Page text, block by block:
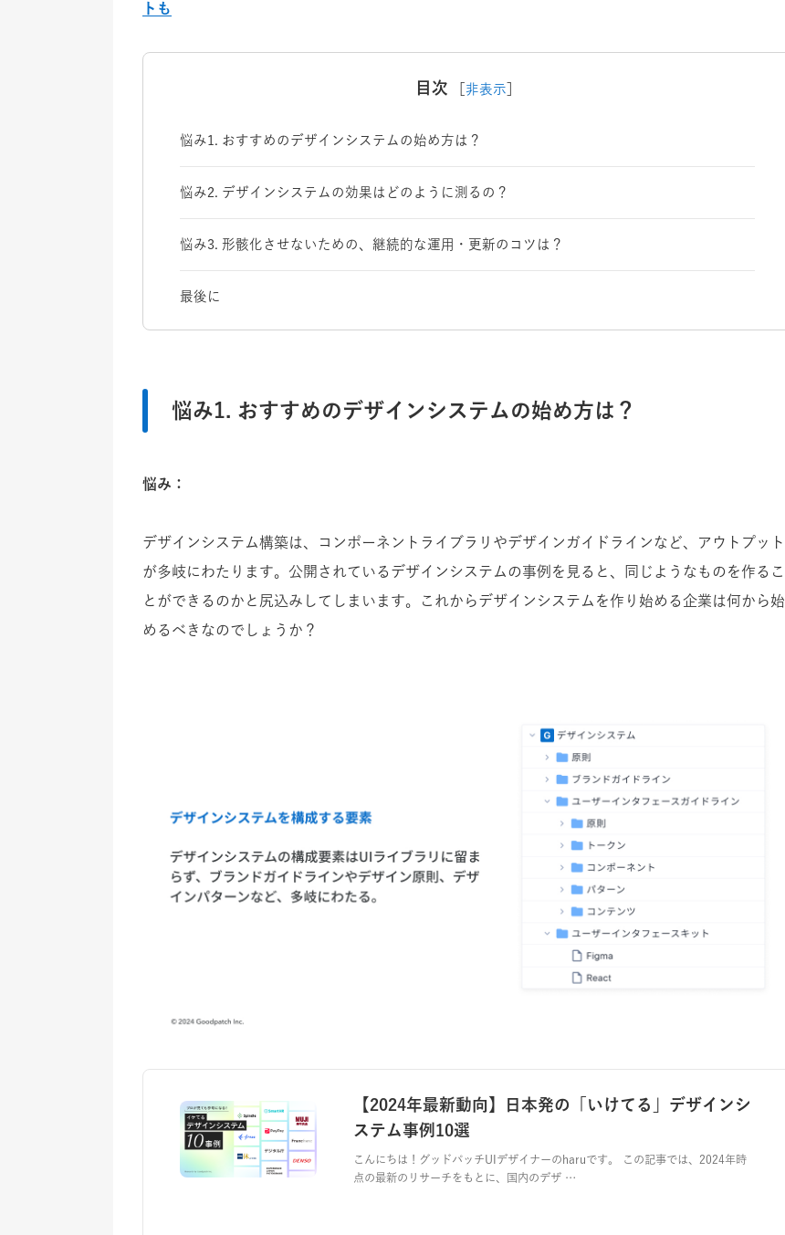
トも
目次 非表示
悩み1. おすすめのデザインシステムの始め方は？
悩み2. デザインシステムの効果はどのように測るの？
悩み3. 形骸化させないための、継続的な運用・更新のコツは？
最後に
悩み1. おすすめのデザインシステムの始め方は？
悩み：
デザインシステム構築は、コンポーネントライブラリやデザインガイドラインなど、アウトプット
が多岐にわたります。公開されているデザインシステムの事例を見ると、同じようなものを作るこ
とができるのかと尻込みしてしまいます。これからデザインシステムを作り始める企業は何から始
めるべきなのでしょうか？
【2024年最新動向】日本発の「いけてる」デザインシ
ステム事例10選
こんにちは！グッドパッチUIデザイナーのharuです。 この記事では、2024年時
点の最新のリサーチをもとに、国内のデザ …